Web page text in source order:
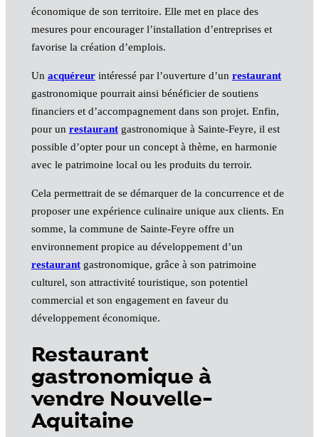
économique de son territoire. Elle met en place des
mesures pour encourager l’installation d’entreprises et
favorise la création d’emplois.
Un acquéreurintéressé par l’ouverture d’un restaurant
gastronomique pourrait ainsi bénéficier de soutiens
financiers et d’accompagnement dans son projet. Enfin,
pour un restaurantgastronomique à Sainte-Feyre, il est
possible d’opter pour un concept à thème, en harmonie
avec le patrimoine local ou les produits du terroir.
Cela permettrait de se démarquer de la concurrence et de
proposer une expérience culinaire unique aux clients. En
somme, la commune de Sainte-Feyre offre un
environnement propice au développement d’un
restaurantgastronomique, grâce à son patrimoine
culturel, son attractivité touristique, son potentiel
commercial et son engagement en faveur du
développement économique.
Restaurant
gastronomique à
vendre Nouvelle-
Aquitaine